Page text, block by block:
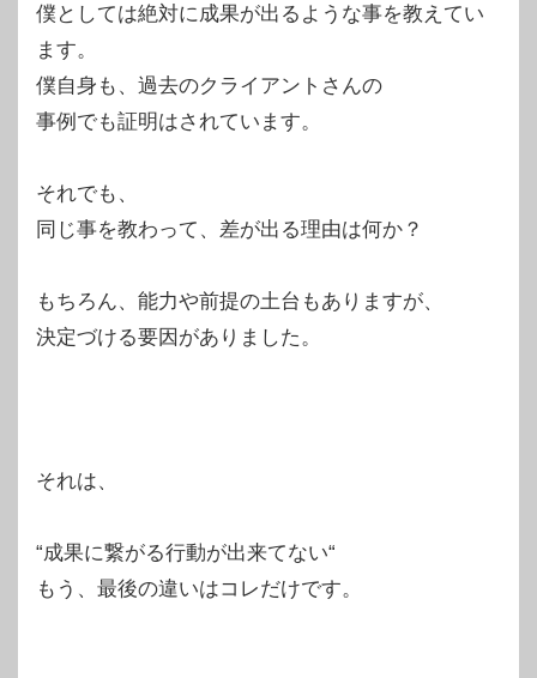
僕としては絶対に成果が出るような事を教えてい
ます。
僕自身も、過去のクライアントさんの
事例でも証明はされています。
それでも、
同じ事を教わって、差が出る理由は何か？
もちろん、能力や前提の土台もありますが、
決定づける要因がありました。
それは、
“成果に繋がる行動が出来てない“
もう、最後の違いはコレだけです。